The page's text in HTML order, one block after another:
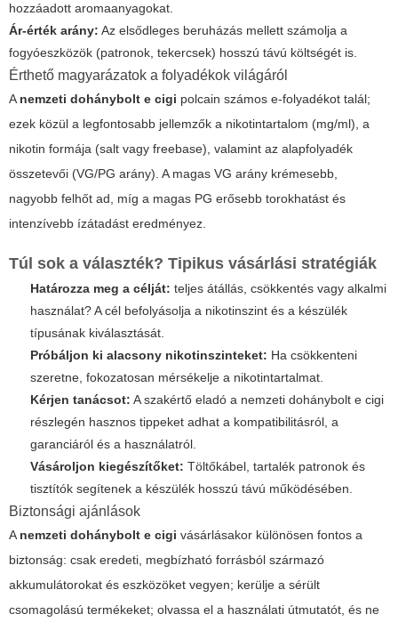
hozzáadott aromaanyagokat.
Ár-érték arány: Az elsődleges beruházás mellett számolja a
fogyóeszközök (patronok, tekercsek) hosszú távú költségét is.
Érthető magyarázatok a folyadékok világáról
Anemzeti dohánybolt e cigi polcain számos e-folyadékot talál;
ezek közül a legfontosabb jellemzők a nikotintartalom (mg/ml), a
nikotin formája (salt vagy freebase), valamint az alapfolyadék
összetevői (VG/PG arány). A magas VG arány krémesebb,
nagyobb felhőt ad, míg a magas PG erősebb torokhatást és
intenzívebb ízátadást eredményez.
Túl sok a választék? Tipikus vásárlási stratégiák
Határozza meg a célját: teljes átállás, csökkentés vagy alkalmi
használat? A cél befolyásolja a nikotinszint és a készülék
típusának kiválasztását.
Próbáljon ki alacsony nikotinszinteket: Ha csökkenteni
szeretne, fokozatosan mérsékelje a nikotintartalmat.
Kérjen tanácsot: A szakértő eladó a nemzeti dohánybolt e cigi
részlegén hasznos tippeket adhat a kompatibilitásról, a
garanciáról és a használatról.
Vásároljon kiegészítőket: Töltőkábel, tartalék patronok és
tisztítók segítenek a készülék hosszú távú működésében.
Biztonsági ajánlások
Anemzeti dohánybolt e cigi vásárlásakor különösen fontos a
biztonság: csak eredeti, megbízható forrásból származó
akkumulátorokat és eszközöket vegyen; kerülje a sérült
csomagolású termékeket; olvassa el a használati útmutatót, és ne